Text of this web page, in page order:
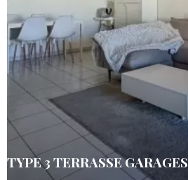
TYPE 3 TERRASSE GARAGES